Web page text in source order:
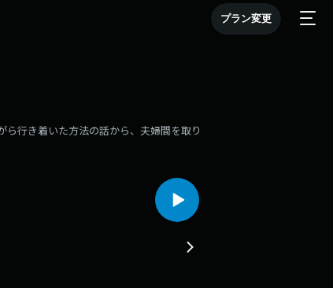
プラン変更
行き着いた方法の話から、夫婦間を取り